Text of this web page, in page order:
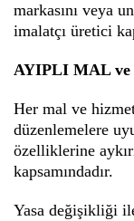
markasını veya
imalatçı üretici
AYIPLI MAL
Her mal ve
düzenlemelere
özelliklerine
kapsamındadır.
Yasa değişikliği